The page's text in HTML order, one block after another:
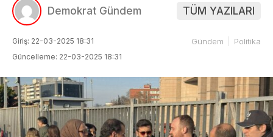
Demokrat Gündem TÜM YAZILARI
Giriş: 22-03-2025 18:31
Güncelleme: 22-03-2025 18:31
Gündem Politika